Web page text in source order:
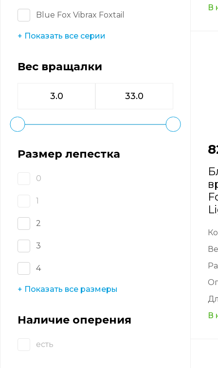
Blue Fox Vibrax Foxtail
+ Показать все серии
Вес вращалки
Размер лепестка
0
1
2
3
4
+ Показать все размеры
Наличие оперения
есть
В
В